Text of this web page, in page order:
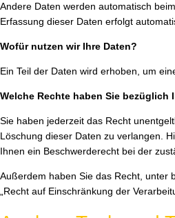
Andere Daten werden automatisch
Erfassung dieser Daten erfolgt
Wofür nutzen wir Ihre Daten?
Ein Teil der Daten wird erhoben, um
Welche Rechte haben Sie bezüglich
Sie haben jederzeit das Recht
Löschung dieser Daten zu verlangen.
Ihnen ein Beschwerderecht bei der
Außerdem haben Sie das Recht, unter
„Recht auf Einschränkung der